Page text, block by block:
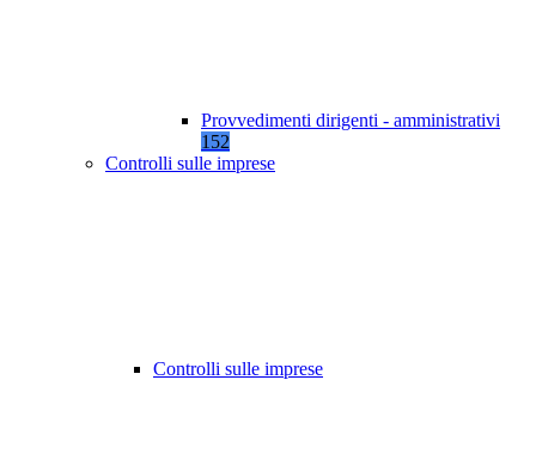
Provvedimenti dirigenti - amministrativi
152
Controlli sulle imprese
Controlli sulle imprese